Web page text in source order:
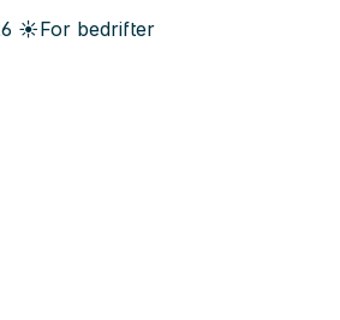
☀️For bedrifter